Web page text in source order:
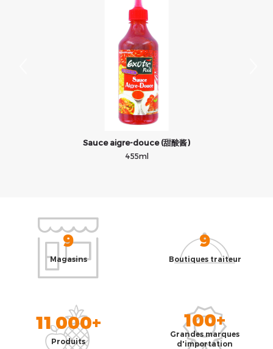
Sauce aigre-douce (甜酸酱)
455ml
9
Magasins
9
Boutiques traiteur
11 000+
Produits
100+
Grandes marques
d'importation